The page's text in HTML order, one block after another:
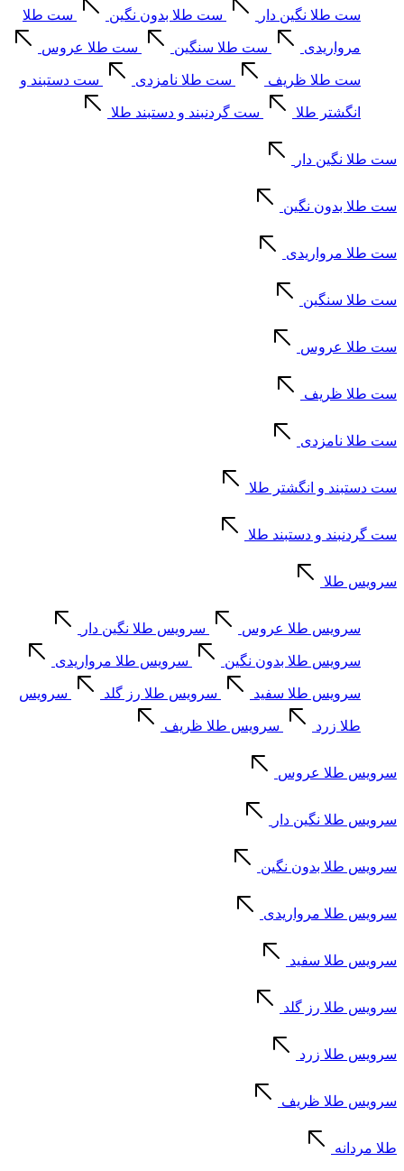
ست طلا نگین دار ست طلا بدون نگین ست طلا
مرواریدی ست طلا سنگین ست طلا عروس
ست طلا ظریف ست طلا نامزدی ست دستبند و
انگشتر طلا ست گردنبند و دستبند طلا
ست طلا نگین دار
ست طلا بدون نگین
ست طلا مرواریدی
ست طلا سنگین
ست طلا عروس
ست طلا ظریف
ست طلا نامزدی
ست دستبند و انگشتر طلا
ست گردنبند و دستبند طلا
سرویس طلا
سرویس طلا عروس سرویس طلا نگین دار
سرویس طلا بدون نگین سرویس طلا مرواریدی
سرویس طلا سفید سرویس طلا رز گلد سرویس
طلا زرد سرویس طلا ظریف
سرویس طلا عروس
سرویس طلا نگین دار
سرویس طلا بدون نگین
سرویس طلا مرواریدی
سرویس طلا سفید
سرویس طلا رز گلد
سرویس طلا زرد
سرویس طلا ظریف
طلا مردانه